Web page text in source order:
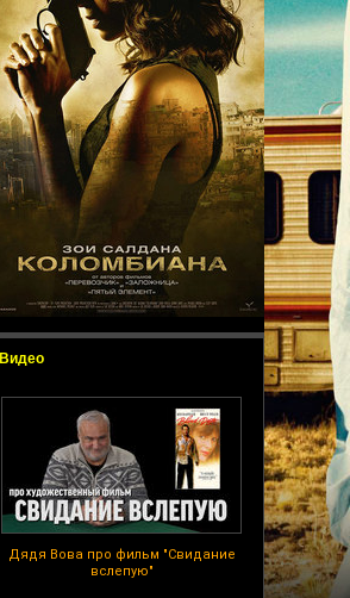
Видео
Дядя Вова про фильм "Свидание
вслепую"